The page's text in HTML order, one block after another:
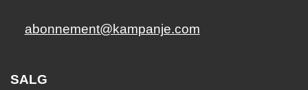
abonnement@kampanje.com
SALG